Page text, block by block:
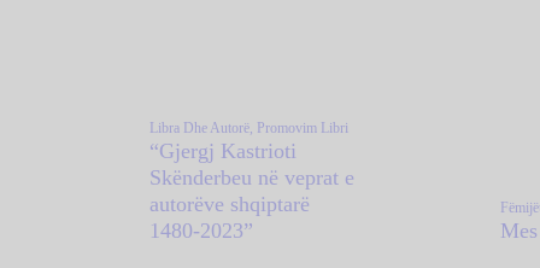
Libra Dhe Autorë, Promovim Libri
“Gjergj Kastrioti
Skënderbeu në veprat e
autorëve shqiptarë
1480-2023”